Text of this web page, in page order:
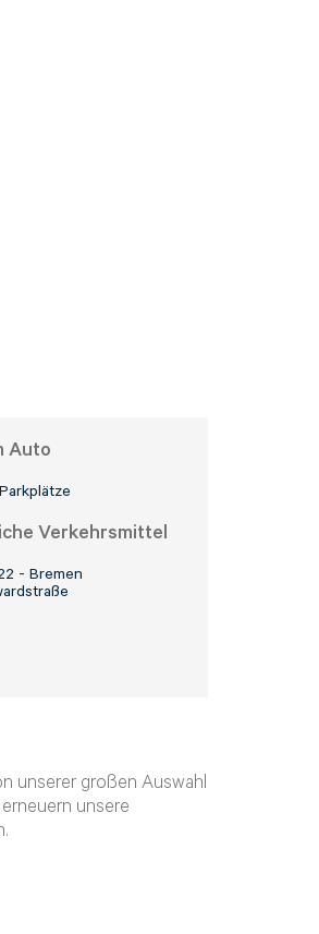
geben alles, um Dein
Auto
Verkehrsmittel
- Bremen
unserer großen Auswahl
unsere